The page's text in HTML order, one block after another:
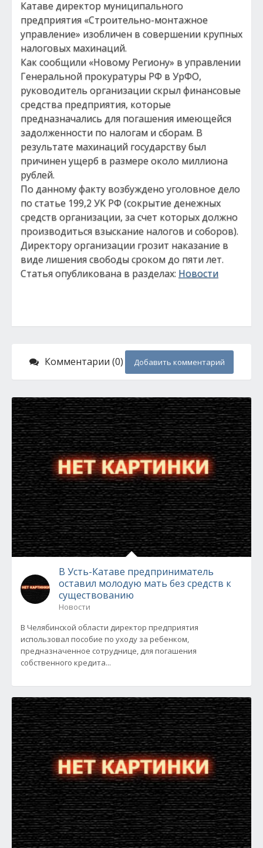
Катаве директор муниципального
предприятия «Строительно-монтажное
управление» изобличен в совершении крупных
налоговых махинаций.
Как сообщили «Новому Региону» в управлении
Генеральной прокуратуры РФ в УрФО,
руководитель организации скрыл финансовые
средства предприятия, которые
предназначались для погашения имеющейся
задолженности по налогам и сборам. В
результате махинаций государству был
причинен ущерб в размере около миллиона
рублей.
По данному факту возбуждено уголовное дело
по статье 199,2 УК РФ (сокрытие денежных
средств организации, за счет которых должно
производиться взыскание налогов и соборов).
Директору организации грозит наказание в
виде лишения свободы сроком до пяти лет.
Статья опубликована в разделах: Новости
Комментарии (0) Добавить комментарий
В Усть-Катаве предприниматель
оставил молодую мать без средств к
существованию
Новости
В Челябинской области директор предприятия
использовал пособие по уходу за ребенком,
предназначенное сотруднице, для погашения
собственного кредита...